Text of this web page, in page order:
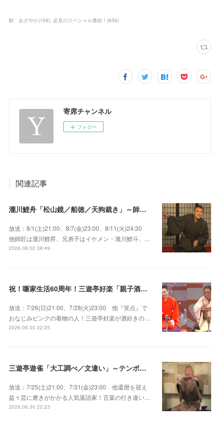
鮮 あざやか(109) 必見のスペシャル番組！ (656)
寄席チャンネル
フォロー
関連記事
瀧川鯉舟「松山鏡／船徳／天狗裁き」～師匠はあの唯一無二の雰囲気で爆笑をさらう瀧川鯉昇！
放送：8/1(土)21:00、8/7(金)23:00、8/11(火)24:30
他師匠は瀧川鯉昇、兄弟子はイケメン・瀧川鯉斗、…
2026.08.02 08:49
祝！噺家生活60周年！三遊亭好楽「親子酒」錦笑亭満堂「桜ん坊」～満堂フェス2026
放送：7/26(日)21:00、7/28(火)23:00 他『笑点』で
おなじみピンクの着物の人！三遊亭好楽が酒好きの…
2026.06.30 22:25
三遊亭遊雀「大工調べ／文違い」～テンポよくたたみかける語り口で人気・実力とも屈指！
放送：7/25(土)21:00、7/31(金)23:00 他還暦を迎え
益々芸に磨きがかかる人気落語家！言葉の行き違い…
2026.06.30 22:23